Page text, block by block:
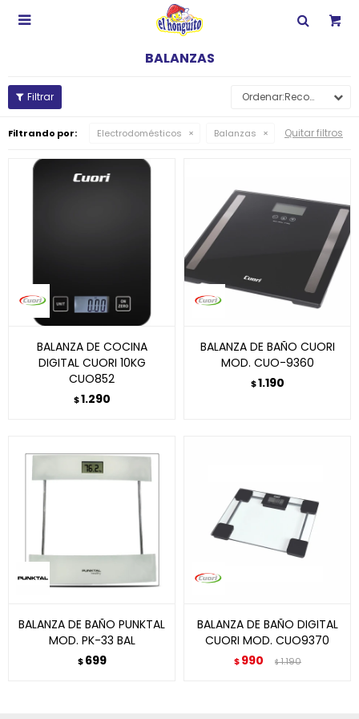

BALANZAS
Recomendados
Filtrando por: Electrodomésticos Balanzas Quitar filtros
BALANZA DE COCINA
DIGITAL CUORI 10KG
CUO852
$1.290
BALANZA DE BAÑO CUORI
MOD. CUO-9360
$1.190
BALANZA DE BAÑO PUNKTAL
MOD. PK-33 BAL
$ 699
BALANZA DE BAÑO DIGITAL
CUORI MOD. CUO9370
$ 990 $1.190